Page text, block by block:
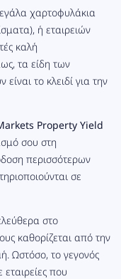
χαρτοφυλάκια
ή εταιρειών
καλή
τα είδη των
το κλειδί για την
Property Yield
σου στη
περισσότερων
σε
στο
καθορίζεται από την
Ωστόσο, το γεγονός
που